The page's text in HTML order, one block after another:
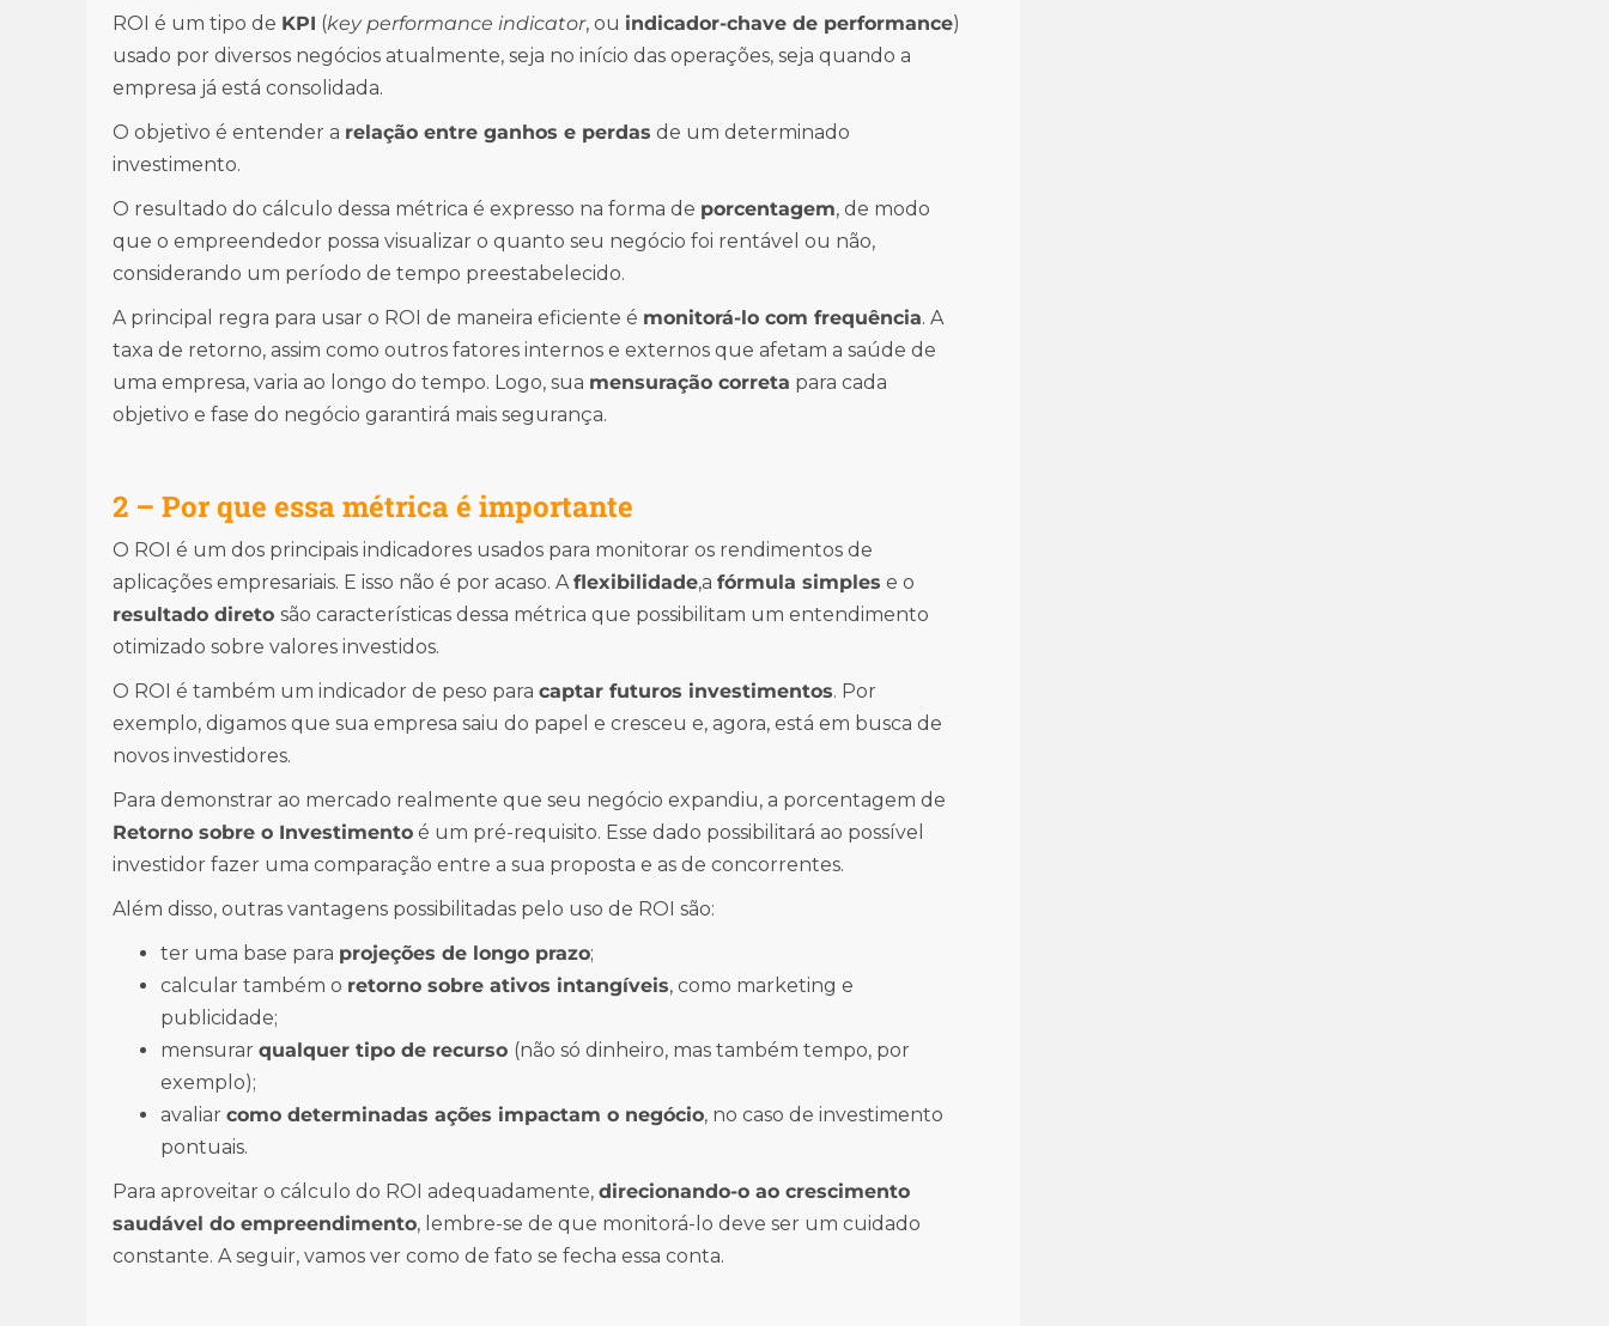
ROI é um tipo de KPI (key performance indicator, ou indicador-chave de performance)
usado por diversos negócios atualmente, seja no início das operações, seja quando a
empresa já está consolidada.
O objetivo é entender a relação entre ganhos e perdas de um determinado
investimento.
O resultado do cálculo dessa métrica é expresso na forma de porcentagem, de modo
que o empreendedor possa visualizar o quanto seu negócio foi rentável ou não,
considerando um período de tempo preestabelecido.
A principal regra para usar o ROI de maneira eficiente é monitorá-lo com frequência. A
taxa de retorno, assim como outros fatores internos e externos que afetam a saúde de
uma empresa, varia ao longo do tempo. Logo, sua mensuração correta para cada
objetivo e fase do negócio garantirá mais segurança.
2 – Por que essa métrica é importante
O ROI é um dos principais indicadores usados para monitorar os rendimentos de
aplicações empresariais. E isso não é por acaso. A flexibilidade,a fórmula simples e o
resultado direto são características dessa métrica que possibilitam um entendimento
otimizado sobre valores investidos.
O ROI é também um indicador de peso para captar futuros investimentos. Por
exemplo, digamos que sua empresa saiu do papel e cresceu e, agora, está em busca de
novos investidores.
Para demonstrar ao mercado realmente que seu negócio expandiu, a porcentagem de
Retorno sobre o Investimento é um pré-requisito. Esse dado possibilitará ao possível
investidor fazer uma comparação entre a sua proposta e as de concorrentes.
Além disso, outras vantagens possibilitadas pelo uso de ROI são:
ter uma base para projeções de longo prazo;
calcular também o retorno sobre ativos intangíveis, como marketing e
publicidade;
mensurar qualquer tipo de recurso (não só dinheiro, mas também tempo, por
exemplo);
avaliar como determinadas ações impactam o negócio, no caso de investimento
pontuais.
Para aproveitar o cálculo do ROI adequadamente, direcionando-o ao crescimento
saudável do empreendimento, lembre-se de que monitorá-lo deve ser um cuidado
constante. A seguir, vamos ver como de fato se fecha essa conta.